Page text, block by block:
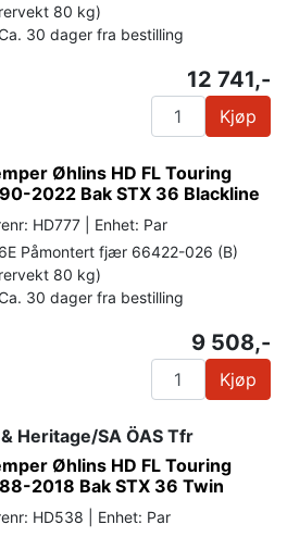
80 kg)
30 dager fra bestilling
12 741,-
Kjøp
Øhlins HD FL Touring
2022 Bak STX 36 Blackline
HD777 | Enhet: Par
Påmontert fjær 66422-026 (B)
80 kg)
30 dager fra bestilling
9 508,-
Kjøp
Heritage/SA ÖAS Tfr
Øhlins HD FL Touring
2018 Bak STX 36 Twin
HD538 | Enhet: Par